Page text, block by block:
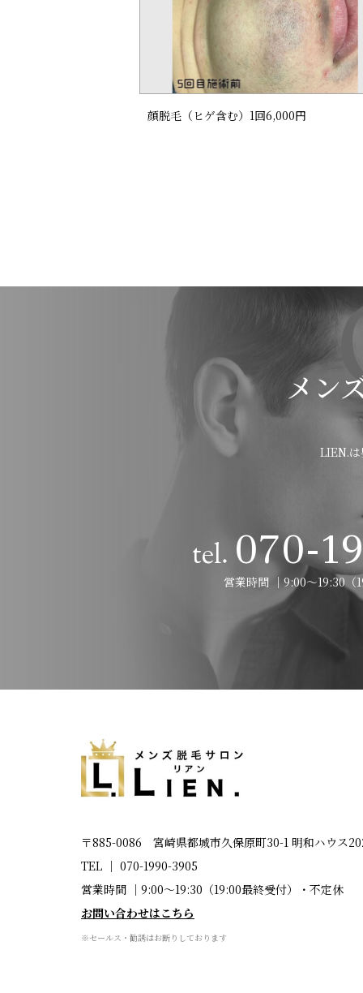
顔脱毛（ヒゲ含む）1回6,000円
メン
LIEN.
tel. 070-
営業時間 │9:00～19:30（
〒885-0086 宮崎県都城市久保原町30-1 明和ハウス
TEL │ 070-1990-3905
営業時間 │9:00～19:30（19:00最終受付）・不定休
お問い合わせはこちら
※セールス・勧誘はお断りしております